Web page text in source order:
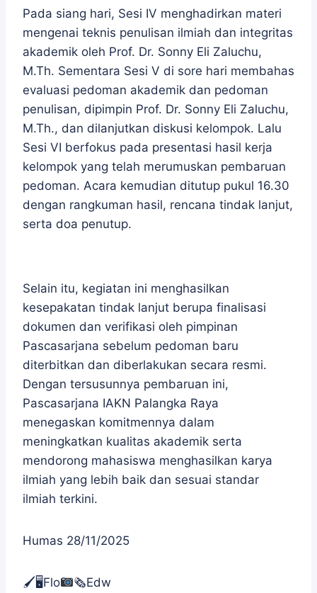
Pada siang hari, Sesi IV menghadirkan materi
mengenai teknis penulisan ilmiah dan integritas
akademik oleh Prof. Dr. Sonny Eli Zaluchu,
M.Th. Sementara Sesi V di sore hari membahas
evaluasi pedoman akademik dan pedoman
penulisan, dipimpin Prof. Dr. Sonny Eli Zaluchu,
M.Th., dan dilanjutkan diskusi kelompok. Lalu
Sesi VI berfokus pada presentasi hasil kerja
kelompok yang telah merumuskan pembaruan
pedoman. Acara kemudian ditutup pukul 16.30
dengan rangkuman hasil, rencana tindak lanjut,
serta doa penutup.
Selain itu, kegiatan ini menghasilkan
kesepakatan tindak lanjut berupa finalisasi
dokumen dan verifikasi oleh pimpinan
Pascasarjana sebelum pedoman baru
diterbitkan dan diberlakukan secara resmi.
Dengan tersusunnya pembaruan ini,
Pascasarjana IAKN Palangka Raya
menegaskan komitmennya dalam
meningkatkan kualitas akademik serta
mendorong mahasiswa menghasilkan karya
ilmiah yang lebih baik dan sesuai standar
ilmiah terkini.
Humas 28/11/2025
🖌🖥Flo 🗞Edw